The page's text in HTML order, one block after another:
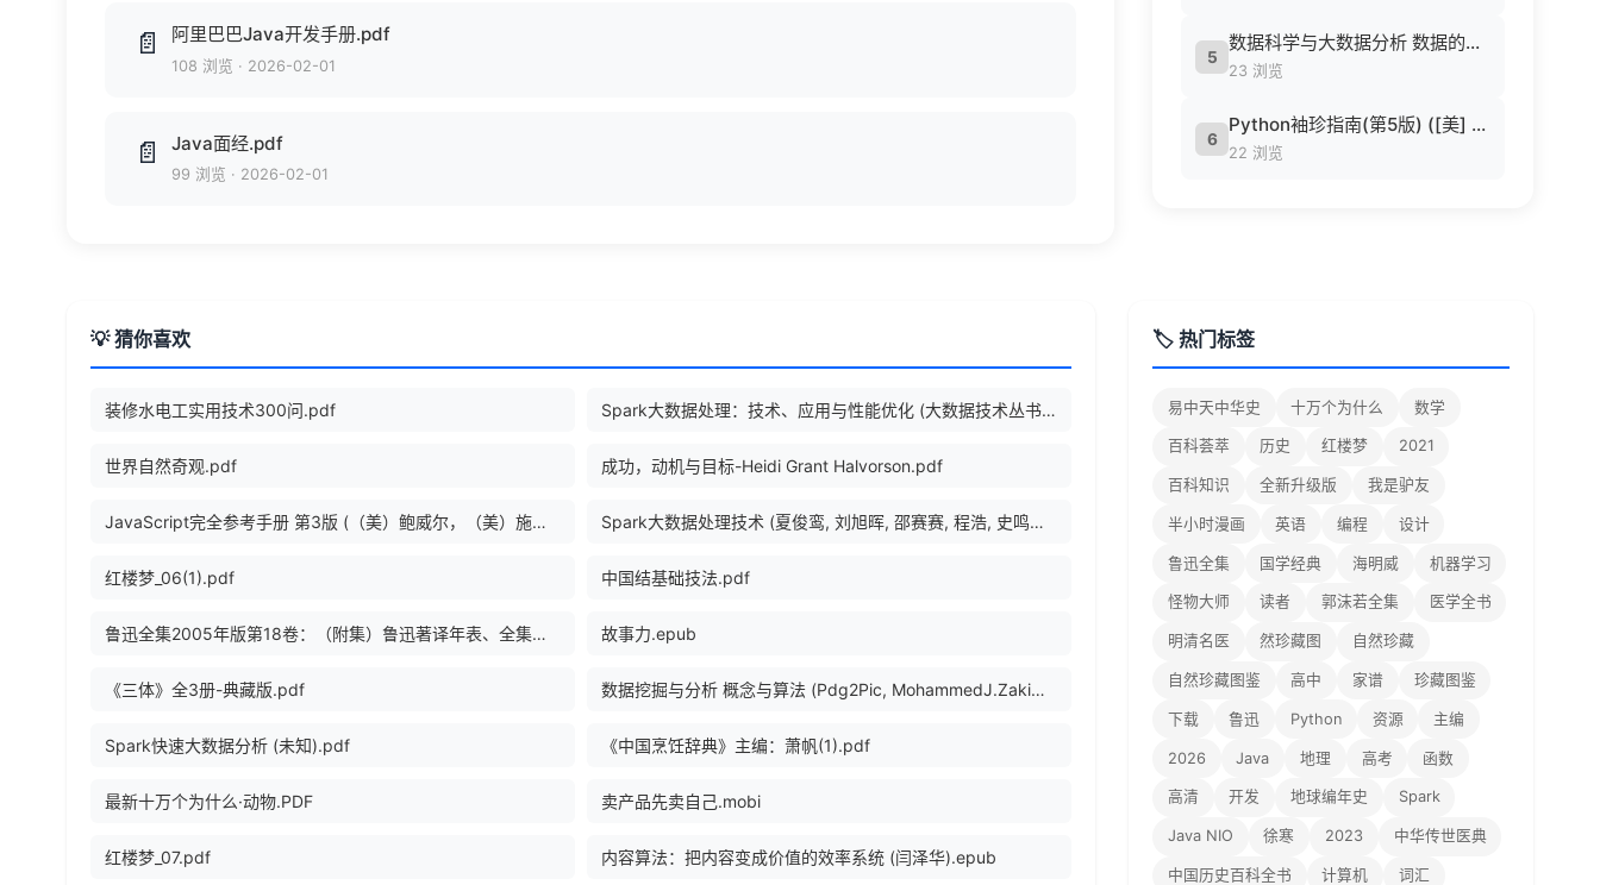
📄 阿里巴巴Java开发手册.pdf
108 浏览 · 2026-02-01
📄 Java面经.pdf
99 浏览 · 2026-02-01
5
数据科学与大数据分析 数据的发现 分析 可视化与表示 ( etc.).epub
23 浏览
6
Python袖珍指南(第5版) ([美] 马克·卢茨 (Mark Lutz) 著 候荣涛 译).pdf
22 浏览
💡 猜你喜欢
装修水电工实用技术300问.pdf Spark大数据处理：技术、应用与性能优化 (大数据技术丛书) (高彦杰 著 [著, 高彦杰]).pdf
世界自然奇观.pdf 成功，动机与目标-Heidi Grant Halvorson.pdf
JavaScript完全参考手册 第3版 (（美）鲍威尔，（美）施奈德著, Thomas A Powell).pdf Spark大数据处理技术 (夏俊鸾, 刘旭晖, 邵赛赛, 程浩, 史鸣飞, 黄洁).epub
红楼梦_06(1).pdf 中国结基础技法.pdf
鲁迅全集2005年版第18卷：（附集）鲁迅著译年表、全集篇目索引、全集注释索引.pdf 故事力.epub
《三体》全3册-典藏版.pdf 数据挖掘与分析 概念与算法 (Pdg2Pic, MohammedJ.Zaki著；吴诚堃译).pdf
Spark快速大数据分析 (未知).pdf 《中国烹饪辞典》主编：萧帆(1).pdf
最新十万个为什么·动物.PDF 卖产品先卖自己.mobi
红楼梦_07.pdf 内容算法：把内容变成价值的效率系统 (闫泽华).epub
🏷️ 热门标签
易中天中华史 十万个为什么 数学
百科荟萃 历史 红楼梦 2021
百科知识 全新升级版 我是驴友
半小时漫画 英语 编程 设计
鲁迅全集 国学经典 海明威 机器学习
怪物大师 读者 郭沫若全集 医学全书
明清名医 然珍藏图 自然珍藏
自然珍藏图鉴 高中 家谱 珍藏图鉴
下载 鲁迅 Python 资源 主编
2026 Java 地理 高考 函数
高清 开发 地球编年史 Spark
Java NIO 徐寒 2023 中华传世医典
中国历史百科全书 计算机 词汇